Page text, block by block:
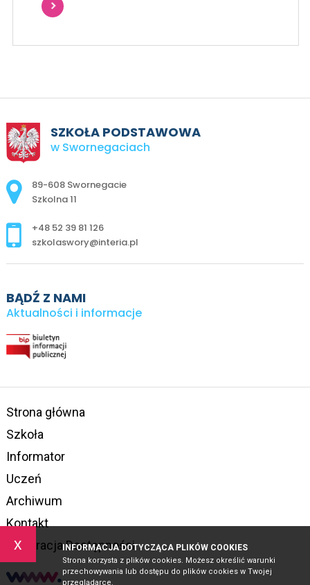
x INFORMACJA DOTYCZĄCA PLIKÓW COOKIES
Strona korzysta z plików cookies. Możesz określić warunki
przechowywania lub dostępu do plików cookies w Twojej
przeglądarce.
SZKOŁA PODSTAWOWA
w Swornegaciach
Adres pocztowy:
89-608 Swornegacie
Szkolna 11
+48 52 39 81 126
szkolaswory@interia.pl
BĄDŹ Z NAMI
Aktualności i informacje
Strona główna
Szkoła
Informator
Uczeń
Archiwum
Kontakt
Deklaracja Dostępności